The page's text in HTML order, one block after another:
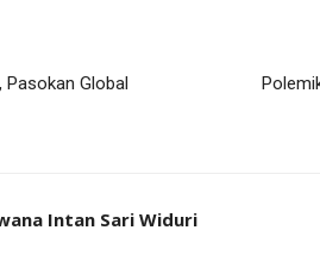
Pasokan Global
Intan Sari Widuri